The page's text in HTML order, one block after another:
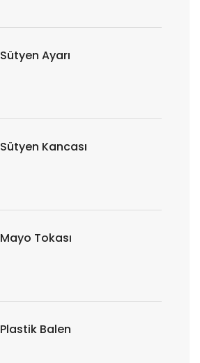
Sütyen Ayarı
Sütyen Kancası
Mayo Tokası
Plastik Balen